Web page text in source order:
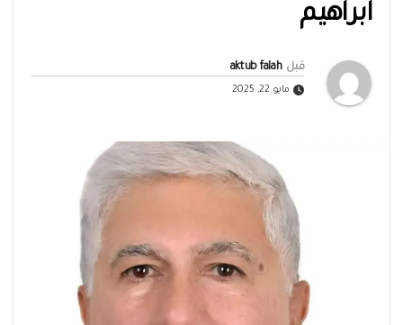
ابراهيم
قبل aktub falah
مايو 22, 2025